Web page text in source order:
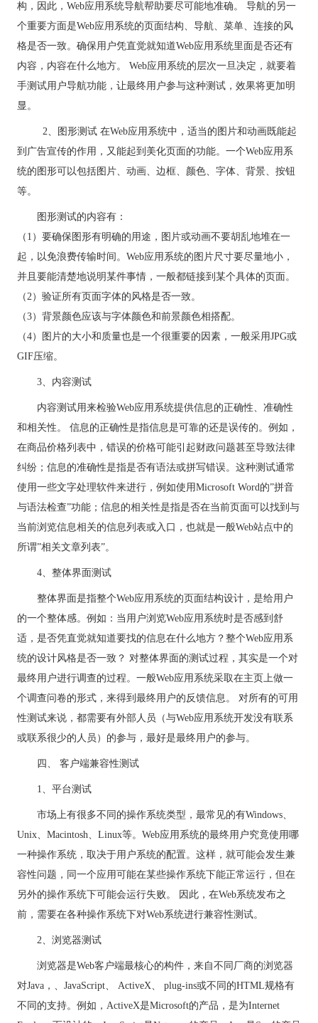
构，因此，Web应用系统导航帮助要尽可能地准确。 导航的另一
个重要方面是Web应用系统的页面结构、导航、菜单、连接的风
格是否一致。确保用户凭直觉就知道Web应用系统里面是否还有
内容，内容在什么地方。 Web应用系统的层次一旦决定，就要着
手测试用户导航功能，让最终用户参与这种测试，效果将更加明
显。
2、图形测试 在Web应用系统中，适当的图片和动画既能起
到广告宣传的作用，又能起到美化页面的功能。一个Web应用系
统的图形可以包括图片、动画、边框、颜色、字体、背景、按钮
等。
图形测试的内容有：
（1）要确保图形有明确的用途，图片或动画不要胡乱地堆在一
起，以免浪费传输时间。Web应用系统的图片尺寸要尽量地小，
并且要能清楚地说明某件事情，一般都链接到某个具体的页面。
（2）验证所有页面字体的风格是否一致。
（3）背景颜色应该与字体颜色和前景颜色相搭配。
（4）图片的大小和质量也是一个很重要的因素，一般采用JPG或
GIF压缩。
3、内容测试
内容测试用来检验Web应用系统提供信息的正确性、准确性
和相关性。 信息的正确性是指信息是可靠的还是误传的。例如，
在商品价格列表中，错误的价格可能引起财政问题甚至导致法律
纠纷；信息的准确性是指是否有语法或拼写错误。这种测试通常
使用一些文字处理软件来进行，例如使用Microsoft Word的”拼音
与语法检查”功能；信息的相关性是指是否在当前页面可以找到与
当前浏览信息相关的信息列表或入口，也就是一般Web站点中的
所谓”相关文章列表”。
4、整体界面测试
整体界面是指整个Web应用系统的页面结构设计，是给用户
的一个整体感。例如：当用户浏览Web应用系统时是否感到舒
适，是否凭直觉就知道要找的信息在什么地方？整个Web应用系
统的设计风格是否一致？ 对整体界面的测试过程，其实是一个对
最终用户进行调查的过程。一般Web应用系统采取在主页上做一
个调查问卷的形式，来得到最终用户的反馈信息。 对所有的可用
性测试来说，都需要有外部人员（与Web应用系统开发没有联系
或联系很少的人员）的参与，最好是最终用户的参与。
四、 客户端兼容性测试
1、平台测试
市场上有很多不同的操作系统类型，最常见的有Windows、
Unix、Macintosh、Linux等。Web应用系统的最终用户究竟使用哪
一种操作系统，取决于用户系统的配置。这样，就可能会发生兼
容性问题，同一个应用可能在某些操作系统下能正常运行，但在
另外的操作系统下可能会运行失败。 因此，在Web系统发布之
前，需要在各种操作系统下对Web系统进行兼容性测试。
2、 浏览器测试
浏览器是Web客户端最核心的构件，来自不同厂商的浏览器
对Java ，、 JavaScript、 ActiveX、 plug-ins或不同的HTML规格有
不同的支持。例如，ActiveX是Microsoft的产品，是为Internet